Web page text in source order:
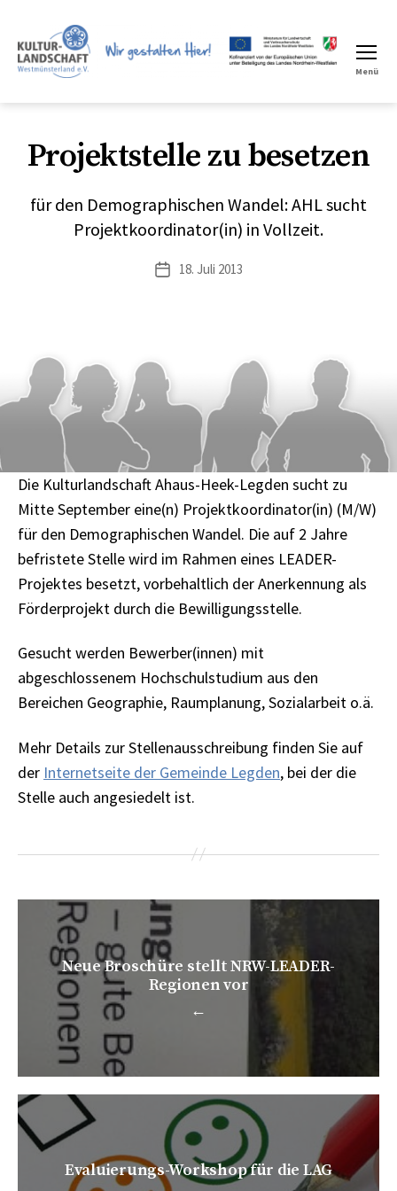
Region
Menü
Projektstelle zu besetzen
für den Demographischen Wandel: AHL sucht
Projektkoordinator(in) in Vollzeit.
Veröffentlichungsdatum
18. Juli 2013
Die Kulturlandschaft Ahaus-Heek-Legden sucht zu
Mitte September eine(n) Projektkoordinator(in) (M/W)
für den Demographischen Wandel. Die auf 2 Jahre
befristete Stelle wird im Rahmen eines LEADER-
Projektes besetzt, vorbehaltlich der Anerkennung als
Förderprojekt durch die Bewilligungsstelle.
Gesucht werden Bewerber(innen) mit
abgeschlossenem Hochschulstudium aus den
Bereichen Geographie, Raumplanung, Sozialarbeit o.ä.
Mehr Details zur Stellenausschreibung finden Sie auf
der Internetseite der Gemeinde Legden, bei der die
Stelle auch angesiedelt ist.
←
Neue Broschüre stellt NRW-LEADER-
Regionen vor
Evaluierungs-Workshop für die LAG